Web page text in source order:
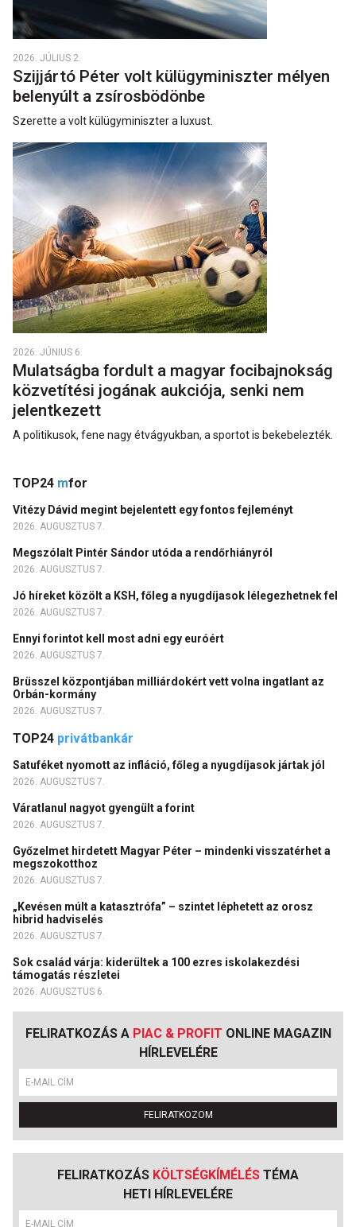
2026. JÚLIUS 2.
Szijjártó Péter volt külügyminiszter mélyen
belenyúlt a zsírosbödönbe
Szerette a volt külügyminiszter a luxust.
2026. JÚNIUS 6.
Mulatságba fordult a magyar focibajnokság
közvetítési jogának aukciója, senki nem
jelentkezett
A politikusok, fene nagy étvágyukban, a sportot is bekebelezték.
TOP24 mfor
Vitézy Dávid megint bejelentett egy fontos fejleményt
2026. AUGUSZTUS 7.
Megszólalt Pintér Sándor utóda a rendőrhiányról
2026. AUGUSZTUS 7.
Jó híreket közölt a KSH, főleg a nyugdíjasok lélegezhetnek fel
2026. AUGUSZTUS 7.
Ennyi forintot kell most adni egy euróért
2026. AUGUSZTUS 7.
Brüsszel központjában milliárdokért vett volna ingatlant az
Orbán-kormány
2026. AUGUSZTUS 7.
TOP24 privátbankár
Satuféket nyomott az infláció, főleg a nyugdíjasok jártak jól
2026. AUGUSZTUS 7.
Váratlanul nagyot gyengült a forint
2026. AUGUSZTUS 7.
Győzelmet hirdetett Magyar Péter – mindenki visszatérhet a
megszokotthoz
2026. AUGUSZTUS 7.
„Kevésen múlt a katasztrófa” – szintet léphetett az orosz
hibrid hadviselés
2026. AUGUSZTUS 7.
Sok család várja: kiderültek a 100 ezres iskolakezdési
támogatás részletei
2026. AUGUSZTUS 6.
FELIRATKOZÁS A PIAC & PROFIT ONLINE MAGAZIN
HÍRLEVELÉRE
FELIRATKOZOM
FELIRATKOZÁS KÖLTSÉGKÍMÉLÉS TÉMA
HETI HÍRLEVELÉRE